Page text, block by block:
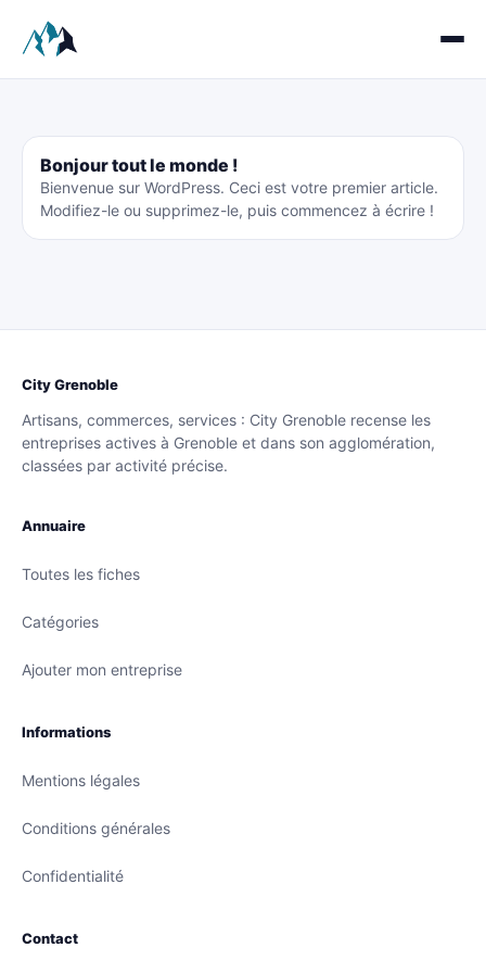
Bonjour tout le monde !
Bienvenue sur WordPress. Ceci est votre premier article.
Modifiez-le ou supprimez-le, puis commencez à écrire !
City Grenoble
Artisans, commerces, services : City Grenoble recense les
entreprises actives à Grenoble et dans son agglomération,
classées par activité précise.
Annuaire
Toutes les fiches
Catégories
Ajouter mon entreprise
Informations
Mentions légales
Conditions générales
Confidentialité
Contact